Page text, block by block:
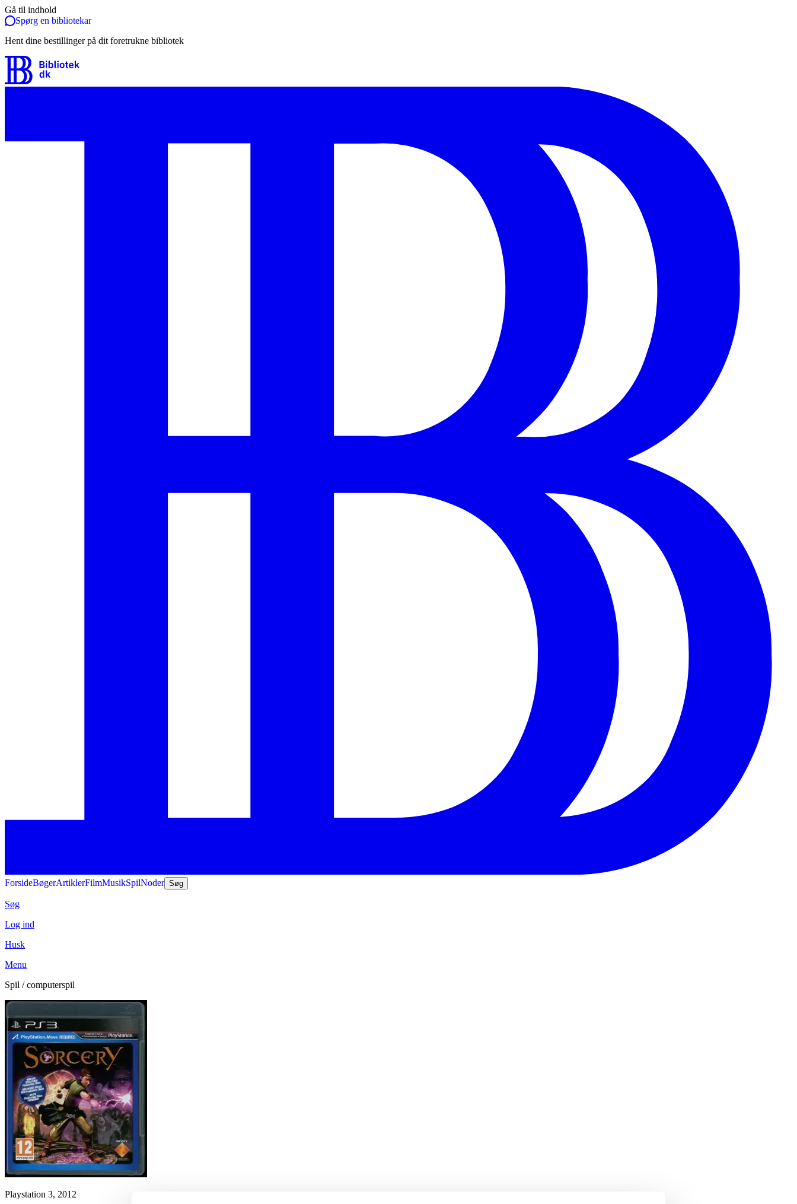
Gå til indhold
Spørg en bibliotekar
Hent dine bestillinger på dit foretrukne bibliotek
ForsideBøgerArtiklerFilmMusikSpilNoder Søg
Søg
Log ind
Husk
Menu
Spil / computerspil
Playstation 3, 2012